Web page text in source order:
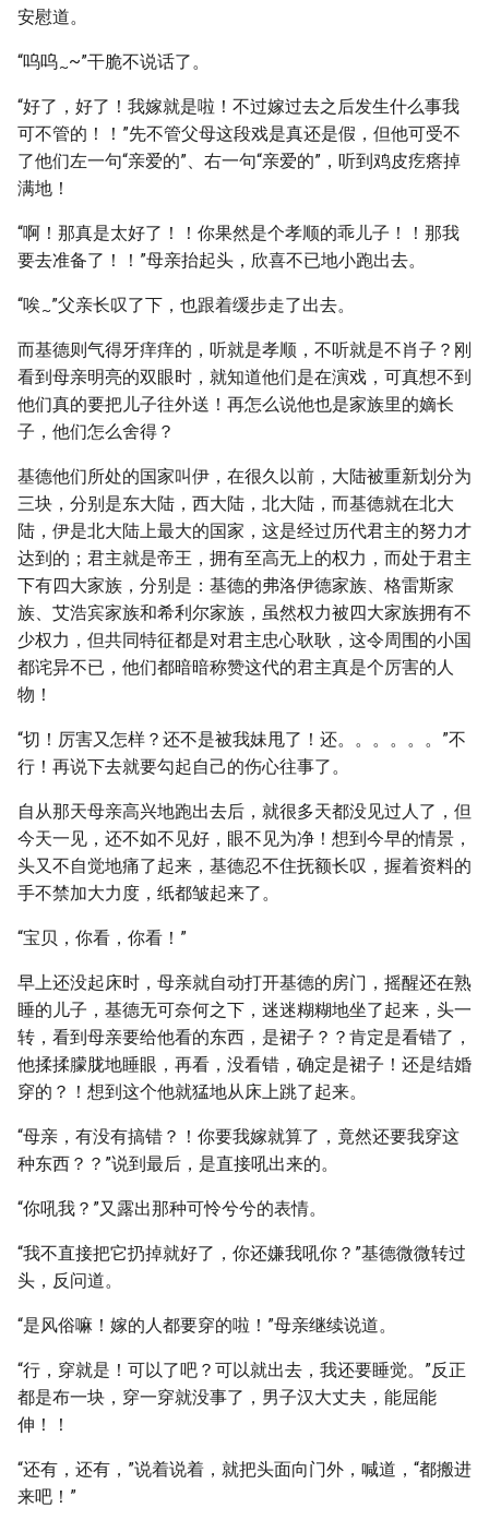
安慰道。
“呜呜~~”干脆不说话了。
“好了，好了！我嫁就是啦！不过嫁过去之后发生什么事我
可不管的！！”先不管父母这段戏是真还是假，但他可受不
了他们左一句“亲爱的”、右一句“亲爱的”，听到鸡皮疙瘩掉
满地！
“啊！那真是太好了！！你果然是个孝顺的乖儿子！！那我
要去准备了！！”母亲抬起头，欣喜不已地小跑出去。
“唉~”父亲长叹了下，也跟着缓步走了出去。
而基德则气得牙痒痒的，听就是孝顺，不听就是不肖子？刚
看到母亲明亮的双眼时，就知道他们是在演戏，可真想不到
他们真的要把儿子往外送！再怎么说他也是家族里的嫡长
子，他们怎么舍得？
基德他们所处的国家叫伊，在很久以前，大陆被重新划分为
三块，分别是东大陆，西大陆，北大陆，而基德就在北大
陆，伊是北大陆上最大的国家，这是经过历代君主的努力才
达到的；君主就是帝王，拥有至高无上的权力，而处于君主
下有四大家族，分别是：基德的弗洛伊德家族、格雷斯家
族、艾浩宾家族和希利尔家族，虽然权力被四大家族拥有不
少权力，但共同特征都是对君主忠心耿耿，这令周围的小国
都诧异不已，他们都暗暗称赞这代的君主真是个厉害的人
物！
“切！厉害又怎样？还不是被我妹甩了！还。。。。。。”不
行！再说下去就要勾起自己的伤心往事了。
自从那天母亲高兴地跑出去后，就很多天都没见过人了，但
今天一见，还不如不见好，眼不见为净！想到今早的情景，
头又不自觉地痛了起来，基德忍不住抚额长叹，握着资料的
手不禁加大力度，纸都皱起来了。
“宝贝，你看，你看！”
早上还没起床时，母亲就自动打开基德的房门，摇醒还在熟
睡的儿子，基德无可奈何之下，迷迷糊糊地坐了起来，头一
转，看到母亲要给他看的东西，是裙子？？肯定是看错了，
他揉揉朦胧地睡眼，再看，没看错，确定是裙子！还是结婚
穿的？！想到这个他就猛地从床上跳了起来。
“母亲，有没有搞错？！你要我嫁就算了，竟然还要我穿这
种东西？？”说到最后，是直接吼出来的。
“你吼我？”又露出那种可怜兮兮的表情。
“我不直接把它扔掉就好了，你还嫌我吼你？”基德微微转过
头，反问道。
“是风俗嘛！嫁的人都要穿的啦！”母亲继续说道。
“行，穿就是！可以了吧？可以就出去，我还要睡觉。”反正
都是布一块，穿一穿就没事了，男子汉大丈夫，能屈能
伸！！
“还有，还有，”说着说着，就把头面向门外，喊道，“都搬进
来吧！”